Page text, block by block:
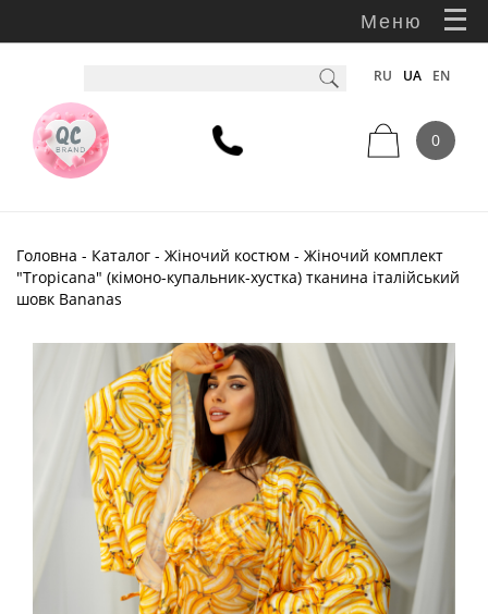
Меню
RU UA EN
0
Головна - Каталог - Жіночий костюм - Жіночий комплект
"Tropicana" (кімоно-купальник-хустка) тканина італійський
шовк Bananas